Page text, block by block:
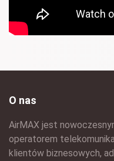
O nas
AirMAX jest
operatorem
klientów biznesowych,